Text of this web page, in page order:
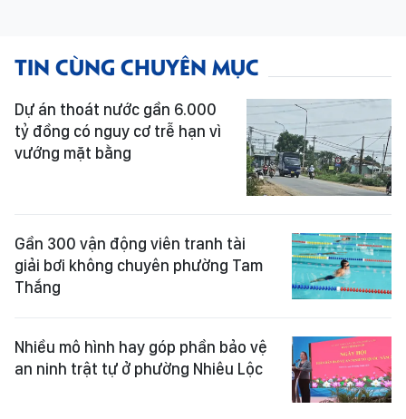
TIN CÙNG CHUYÊN MỤC
Dự án thoát nước gần 6.000
tỷ đồng có nguy cơ trễ hạn vì
vướng mặt bằng
Gần 300 vận động viên tranh tài
giải bơi không chuyên phường Tam
Thắng
Nhiều mô hình hay góp phần bảo vệ
an ninh trật tự ở phường Nhiêu Lộc